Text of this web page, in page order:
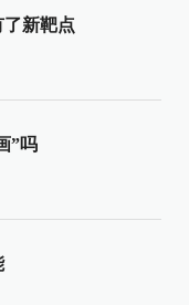
新靶点
”吗